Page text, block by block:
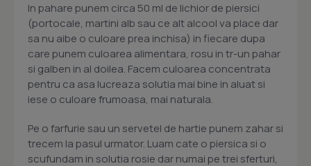
In pahare punem circa 50 ml de lichior de piersici
(portocale, martini alb sau ce alt alcool va place dar
sa nu aibe o culoare prea inchisa) in fiecare dupa
care punem culoarea alimentara, rosu in tr-un pahar
si galben in al doilea. Facem culoarea concentrata
pentru ca asa lucreaza solutia mai bine in aluat si
iese o culoare frumoasa, mai naturala.
Pe o farfurie sau un servetel de hartie punem zahar si
trecem la pasul urmator. Luam cate o piersica si o
scufundam in solutia rosie dar numai pe trei sferturi,